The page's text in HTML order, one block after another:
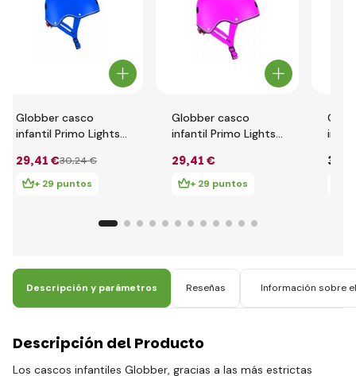
Globber casco
infantil Primo Lights
Azul Marino
29,41 €30,24 €
+ 29 puntos
Globber casco
infantil Primo Lights
Fucsia
29,41 €
+ 29 puntos
34
Descripción y parámetros Reseñas Información sobre
Descripción del Producto
Los cascos infantiles Globber, gracias a las más estrictas